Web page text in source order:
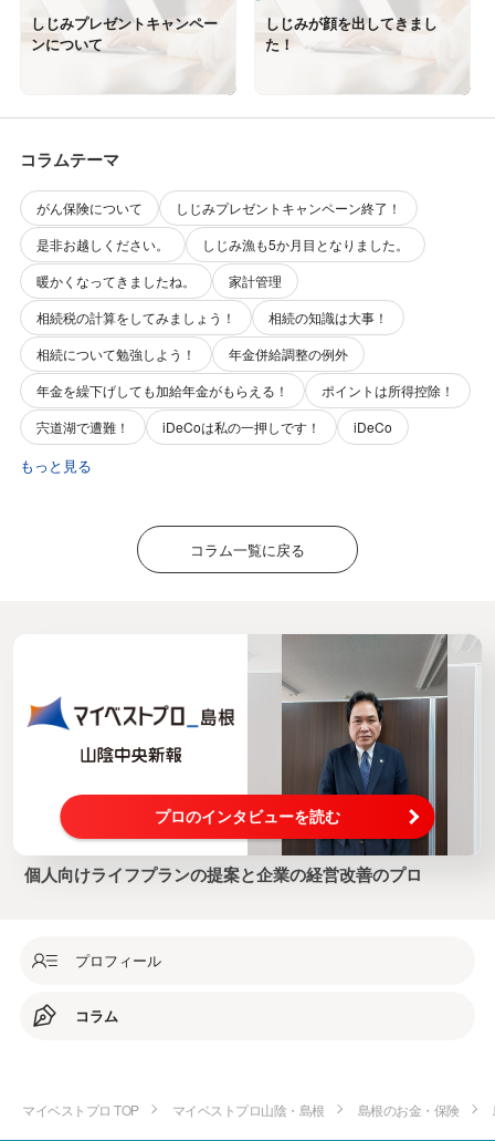
しじみプレゼントキャンペー
ンについて
しじみが顔を出してきまし
た！
コラムテーマ
がん保険について
しじみプレゼントキャンペーン終了！
是非お越しください。
しじみ漁も5か月目となりました。
暖かくなってきましたね。
家計管理
相続税の計算をしてみましょう！
相続の知識は大事！
相続について勉強しよう！
年金併給調整の例外
年金を繰下げしても加給年金がもらえる！
ポイントは所得控除！
宍道湖で遭難！
iDeCoは私の一押しです！ iDeCo
もっと見る
コラム一覧に戻る
プロのインタビューを読む
個人向けライフプランの提案と企業の経営改善のプロ
プロフィール
コラム
マイベストプロ TOP マイベストプロ山陰・島根 島根のお金・保険